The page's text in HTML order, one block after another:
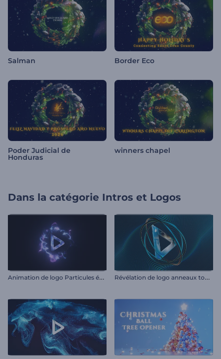
Salman Border Eco
Poder Judicial de
Honduras
winners chapel
Dans la catégorie Intros et Logos
A
nimation de logo Particules émergentes R
évélation de logo anneaux tournoyants